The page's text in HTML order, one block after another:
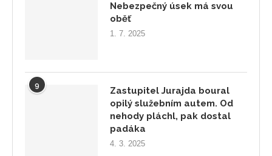
Nebezpečný úsek má svou
oběť
1. 7. 2025
9
Zastupitel Jurajda boural
opilý služebním autem. Od
nehody pláchl, pak dostal
padáka
4. 3. 2025